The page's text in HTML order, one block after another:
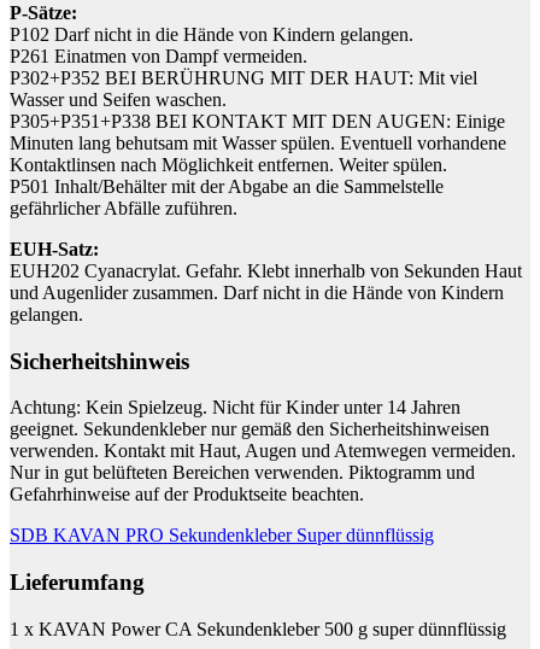
P-Sätze:
P102 Darf nicht in die Hände von Kindern gelangen.
P261 Einatmen von Dampf vermeiden.
P302+P352 BEI BERÜHRUNG MIT DER HAUT: Mit viel
Wasser und Seifen waschen.
P305+P351+P338 BEI KONTAKT MIT DEN AUGEN: Einige
Minuten lang behutsam mit Wasser spülen. Eventuell vorhandene
Kontaktlinsen nach Möglichkeit entfernen. Weiter spülen.
P501 Inhalt/Behälter mit der Abgabe an die Sammelstelle
gefährlicher Abfälle zuführen.
EUH-Satz:
EUH202 Cyanacrylat. Gefahr. Klebt innerhalb von Sekunden Haut
und Augenlider zusammen. Darf nicht in die Hände von Kindern
gelangen.
Sicherheitshinweis
Achtung: Kein Spielzeug. Nicht für Kinder unter 14 Jahren
geeignet. Sekundenkleber nur gemäß den Sicherheitshinweisen
verwenden. Kontakt mit Haut, Augen und Atemwegen vermeiden.
Nur in gut belüfteten Bereichen verwenden. Piktogramm und
Gefahrhinweise auf der Produktseite beachten.
SDB KAVAN PRO Sekundenkleber Super dünnflüssig
Lieferumfang
1 x KAVAN Power CA Sekundenkleber 500 g super dünnflüssig